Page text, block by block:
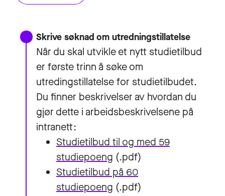
Skrive søknad om utredningstillatelse
Når du skal utvikle et nytt studietilbud
er første trinn å søke om
utredingstillatelse for studietilbudet.
Du finner beskrivelser av hvordan du
gjør dette i arbeidsbeskrivelsene på
intranett:
Studietilbud til og med 59
studiepoeng (.pdf)
Studietilbud på 60
studiepoeng (.pdf)